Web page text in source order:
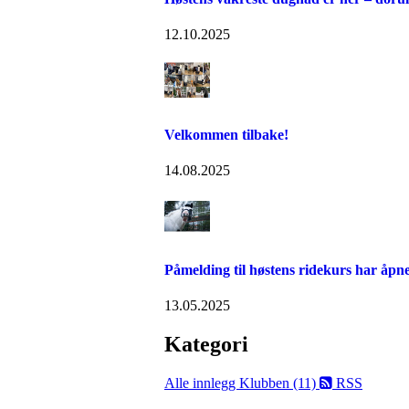
12.10.2025
Velkommen tilbake!
14.08.2025
Påmelding til høstens ridekurs har
13.05.2025
Kategori
Alle innlegg Klubben (11) RSS